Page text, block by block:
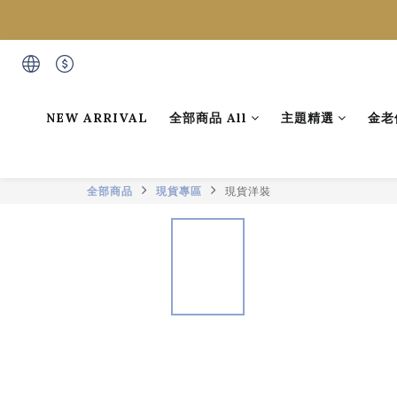
NEW ARRIVAL 全部商品 All 主題精選 金
全部商品 現貨專區 現貨洋裝